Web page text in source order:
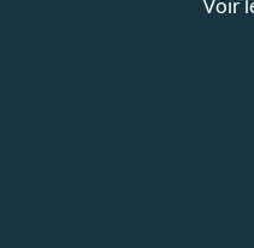
Voir